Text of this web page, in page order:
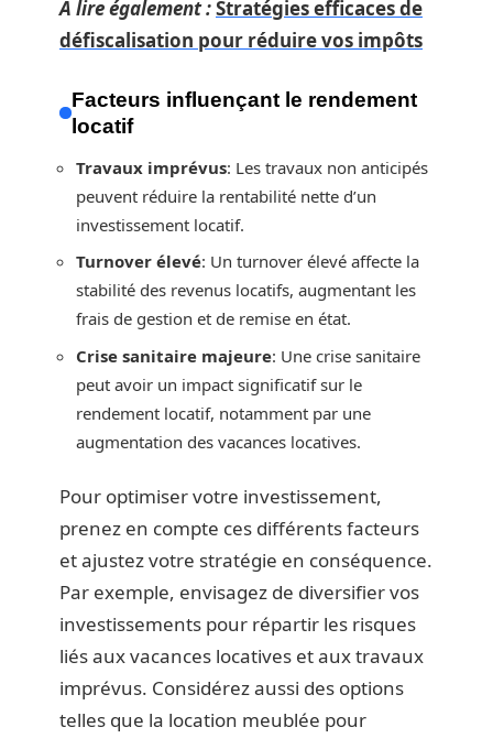
A lire également :Stratégies efficaces de
défiscalisation pour réduire vos impôts
Facteurs influençant le rendement
locatif
Travaux imprévus: Les travaux non anticipés
peuvent réduire la rentabilité nette d’un
investissement locatif.
Turnover élevé: Un turnover élevé affecte la
stabilité des revenus locatifs, augmentant les
frais de gestion et de remise en état.
Crise sanitaire majeure: Une crise sanitaire
peut avoir un impact significatif sur le
rendement locatif, notamment par une
augmentation des vacances locatives.
Pour optimiser votre investissement,
prenez en compte ces différents facteurs
et ajustez votre stratégie en conséquence.
Par exemple, envisagez de diversifier vos
investissements pour répartir les risques
liés aux vacances locatives et aux travaux
imprévus. Considérez aussi des options
telles que la location meublée pour